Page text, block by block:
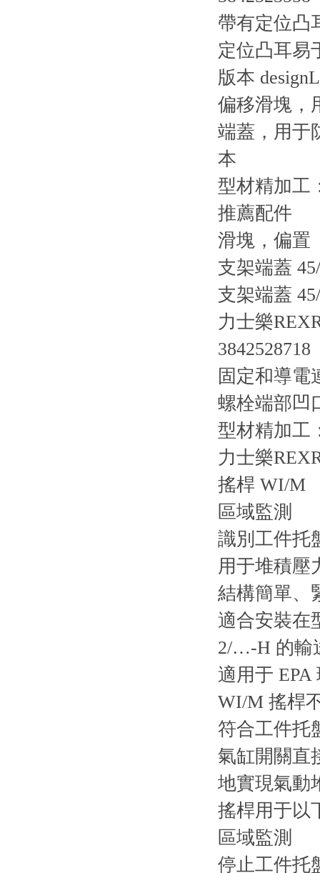
帶有定位凸
定位凸耳易
版本
偏移滑塊，
端蓋，用于
本
型材精加工
推薦配件
滑塊，偏置
支架端蓋
支架端蓋
力士樂
3842528718
固定和導電
螺栓端部凹
型材精加工
力士樂
搖桿 WI/M
區域監測
識別工件托
用于堆積壓
結構簡單、
適合安裝在
2/…-H 的輸
適用于 EPA
WI/M 搖桿
符合工件托
氣缸開關直
地實現氣動
搖桿用于以
區域監測
停止工件托